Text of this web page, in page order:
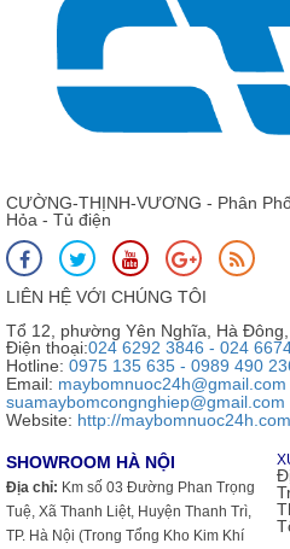
CƯỜNG-THỊNH-VƯƠNG - Phân
Hỏa - Tủ điện
LIÊN HỆ VỚI CHÚNG TÔI
Tổ 12, phường Yên Nghĩa, Hà
Điện thoại:024 6292 3846 - 024
Hotline: 0975 135 635 - 0989 490
Email: maybomnuoc24h@gmail.com
suamaybomcongnghiep@gmail.com
Website: http://
SHOWROOM HÀ NỘI
Địa chỉ: Km số 03 Đường Phan Trọng
Tuệ, Xã Thanh Liệt, Huyện Thanh Trì,
TP. Hà Nội (Trong Tổng Kho Kim Khí